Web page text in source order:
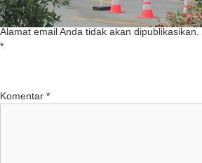
Tinggalkan Balasan
Alamat email Anda tidak akan dipublikasikan.
*
Komentar *